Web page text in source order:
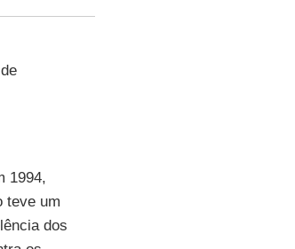
1994,
teve um
dos